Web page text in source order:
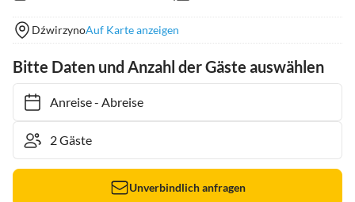
DźwirzynoAuf Karte anzeigen
Bitte Daten und Anzahl der Gäste auswählen
Anreise- Abreise
Unverbindlich anfragen